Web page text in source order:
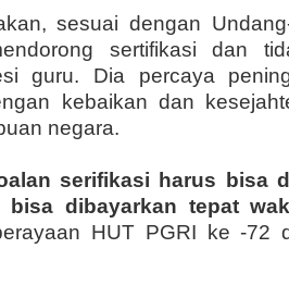
sesuai dengan
sertifikasi dan
guru. Dia percaya
kebaikan dan
negara.
serifikasi harus bisa
bisa dibayarkan tepat
HUT PGRI ke -72